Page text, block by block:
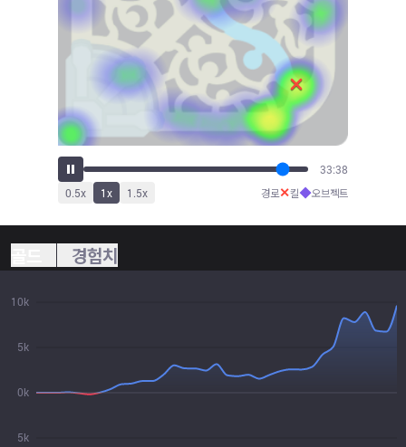
33:49
0.5x 1x 1.5x 경로✕킬◆오브젝트
경험치
5k
0k
5k
10k